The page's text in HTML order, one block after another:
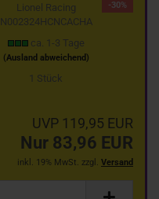
-30%
Lionel Racing
N002324HCNCACHA
ca. 1-3 Tage
(Ausland abweichend)
1 Stück
UVP 119,95 EUR
Nur 83,96 EUR
inkl. 19% MwSt. zzgl. Versand